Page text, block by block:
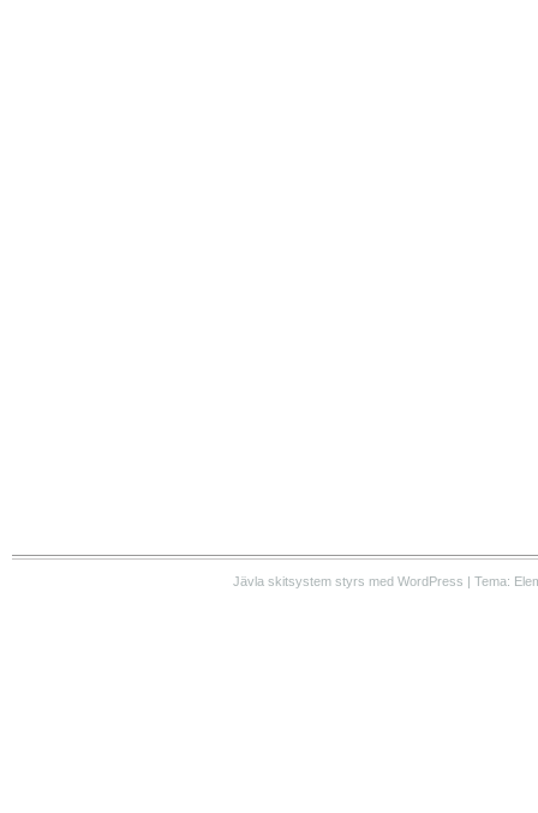
Jävla skitsystem styrs med WordPress | Tema: